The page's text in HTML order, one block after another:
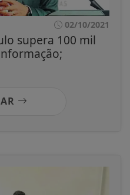
02/10/2021
supera 100 mil